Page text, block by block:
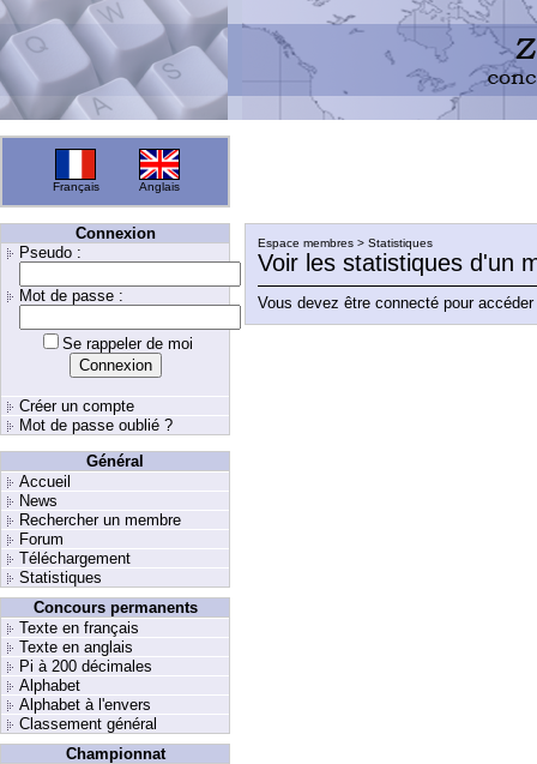
Français Anglais
Connexion
Pseudo :
Mot de passe :
Se rappeler de moi
Créer un compte
Mot de passe oublié ?
Général
Accueil
News
Rechercher un membre
Forum
Téléchargement
Statistiques
Concours permanents
Texte en français
Texte en anglais
Pi à 200 décimales
Alphabet
Alphabet à l'envers
Classement général
Championnat
Espace membres > Statistiques
Voir les statistiques d'un
Vous devez être connecté pour